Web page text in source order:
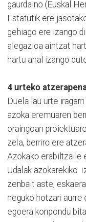
gaurdaino (Euskal
Estatutik ere
gehiago ere izango
alegazioa aintzat
hartu ahal izango
4 urteko
Duela lau urte
azoka eremuaren
oraingoan
zela, berriro ere
Azokako erabiltzaile
Udalak azokarekiko
zenbait aste,
neguko hotzari
egoera konpondu